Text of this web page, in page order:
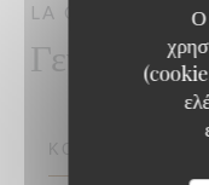
Ο
LA COUPOLE
Γενικές
ΚΟΥΖΊΝΑ